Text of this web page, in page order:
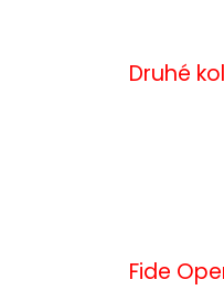
Druhé
Fide